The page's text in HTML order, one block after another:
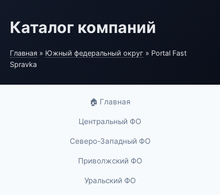
Каталог компаний
Главная » Южный федеральный округ » Portal Fast
Spravka
🏠 Главная
Центральный ФО
Северо-Западный ФО
Приволжский ФО
Уральский ФО